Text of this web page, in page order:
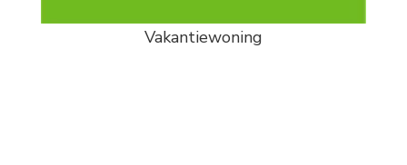
Vakantiewoning